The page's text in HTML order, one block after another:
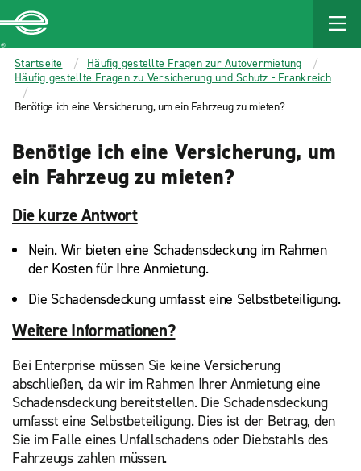
MAIN
CONTENT
Enterprise
Startseite
Häufig gestellte Fragen zur Autovermietung
Häufig gestellte Fragen zu Versicherung und Schutz - Frankreich
Benötige ich eine Versicherung, um ein Fahrzeug zu mieten?
Benötige ich eine Versicherung, um
ein Fahrzeug zu mieten?
Die kurze Antwort
Nein. Wir bieten eine Schadensdeckung im Rahmen
der Kosten für Ihre Anmietung.
Die Schadensdeckung umfasst eine Selbstbeteiligung.
Weitere Informationen?
Bei Enterprise müssen Sie keine Versicherung
abschließen, da wir im Rahmen Ihrer Anmietung eine
Schadensdeckung bereitstellen. Die Schadensdeckung
umfasst eine Selbstbeteiligung. Dies ist der Betrag, den
Sie im Falle eines Unfallschadens oder Diebstahls des
Fahrzeugs zahlen müssen.